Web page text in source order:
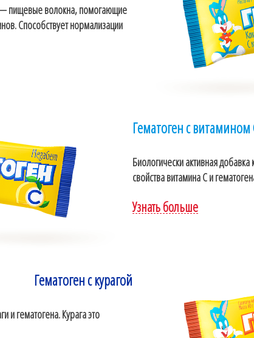
— пищевые волокна, помогающие
Способствует нормализации
Гематоген с витамином
Биологически активная
свойства витамина С и
Узнать больше
Гематоген с курагой
и гематогена. Курага это